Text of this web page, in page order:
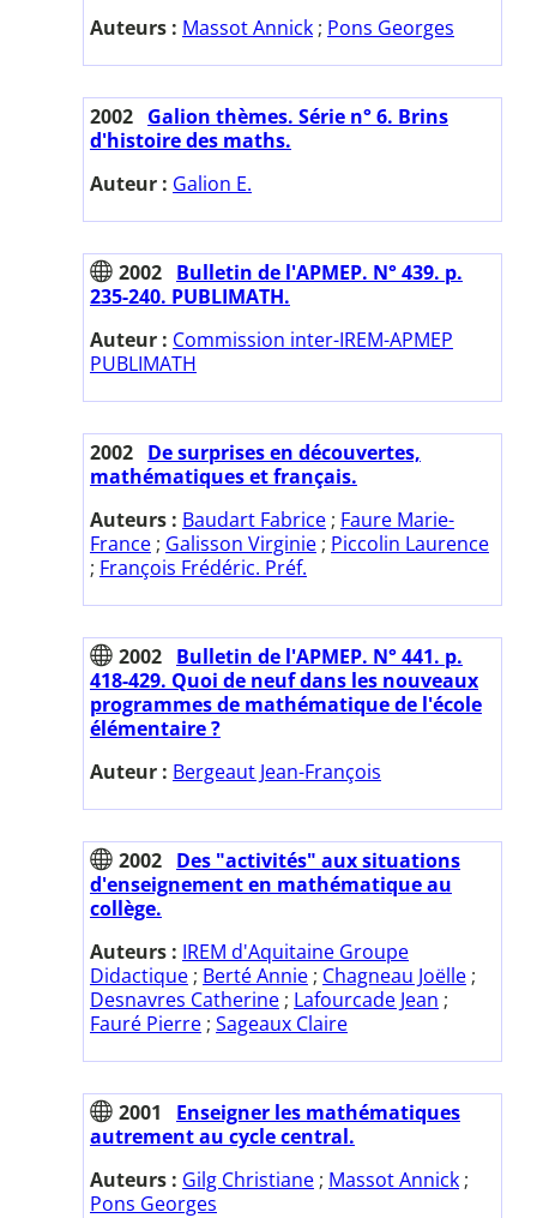
Auteurs : Massot Annick ; Pons Georges
2002 Galion thèmes. Série n° 6. Brins
d'histoire des maths.
Auteur : Galion E.
2002 Bulletin de l'APMEP. N° 439. p.
235-240. PUBLIMATH.
Auteur : Commission inter-IREM-APMEP
PUBLIMATH
2002 De surprises en découvertes,
mathématiques et français.
Auteurs : Baudart Fabrice ; Faure Marie-
France ; Galisson Virginie ; Piccolin Laurence
; François Frédéric. Préf.
2002 Bulletin de l'APMEP. N° 441. p.
418-429. Quoi de neuf dans les nouveaux
programmes de mathématique de l'école
élémentaire ?
Auteur : Bergeaut Jean-François
2002 Des "activités" aux situations
d'enseignement en mathématique au
collège.
Auteurs : IREM d'Aquitaine Groupe
Didactique ; Berté Annie ; Chagneau Joëlle ;
Desnavres Catherine ; Lafourcade Jean ;
Fauré Pierre ; Sageaux Claire
2001
Enseigner les mathématiques
autrement au cycle central.
Auteurs : Gilg Christiane ; Massot Annick ;
Pons Georges